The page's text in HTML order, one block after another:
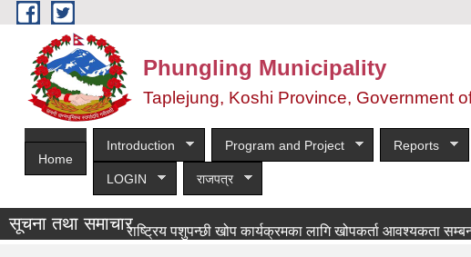
Skip to main content
Phungling Municipality
Taplejung, Koshi Province, Government
Home
Introduction Program and Project Reports
LOGIN राजपत्र
सूचना तथा समाचारराष्ट्रिय पशुपन्छी खोप कार्यक्रमका लागि खोपकर्ता आवश्यकता सम्बन्धी